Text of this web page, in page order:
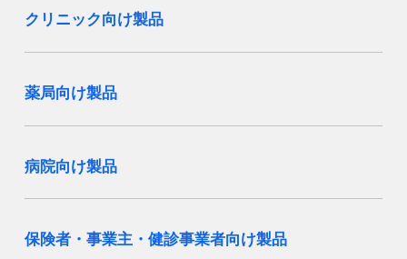
クリニック向け製品
薬局向け製品
病院向け製品
保険者・事業主・健診事業者向け製品